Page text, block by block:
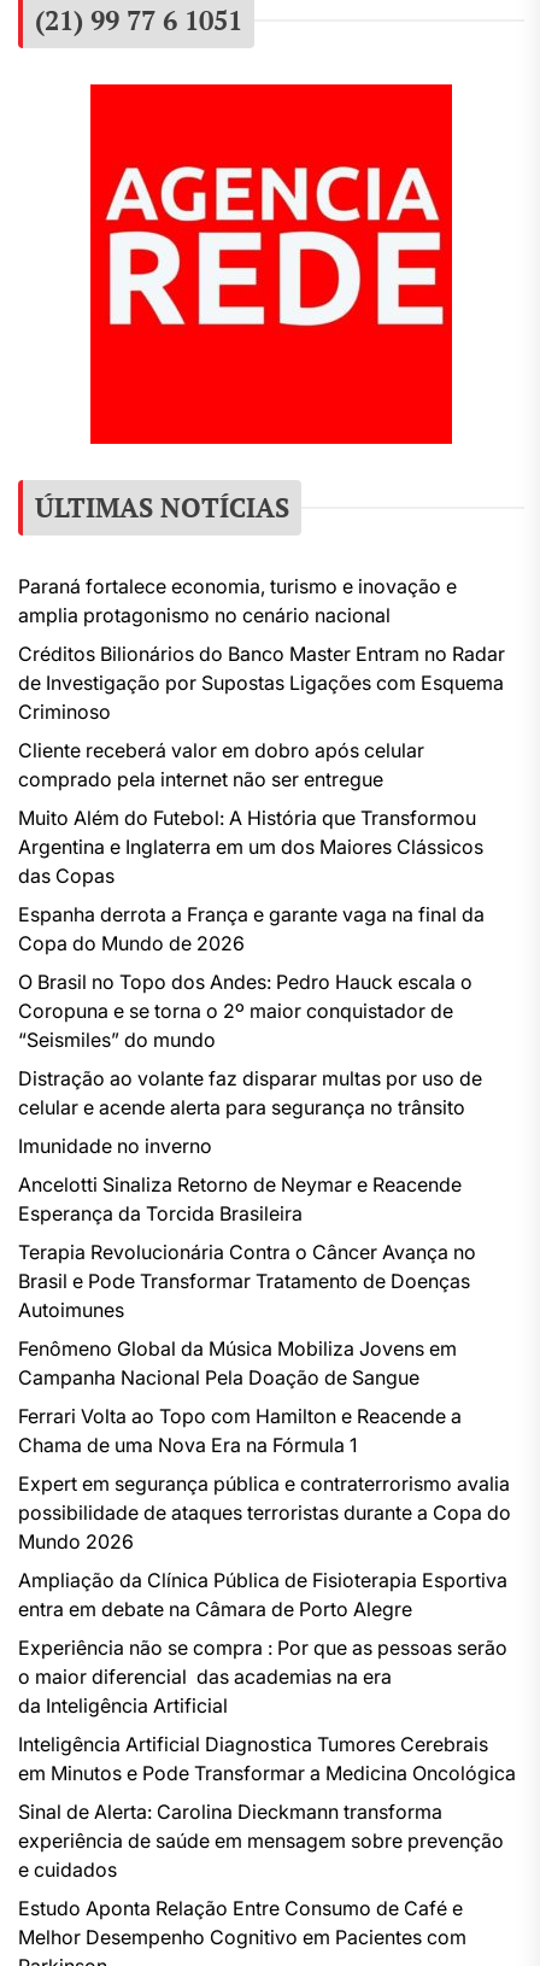
(21) 99 77 6 1051
ÚLTIMAS NOTÍCIAS
Paraná fortalece economia, turismo e inovação e
amplia protagonismo no cenário nacional
Créditos Bilionários do Banco Master Entram no Radar
de Investigação por Supostas Ligações com Esquema
Criminoso
Cliente receberá valor em dobro após celular
comprado pela internet não ser entregue
Muito Além do Futebol: A História que Transformou
Argentina e Inglaterra em um dos Maiores Clássicos
das Copas
Espanha derrota a França e garante vaga na final da
Copa do Mundo de 2026
O Brasil no Topo dos Andes: Pedro Hauck escala o
Coropuna e se torna o 2º maior conquistador de
“Seismiles” do mundo
Distração ao volante faz disparar multas por uso de
celular e acende alerta para segurança no trânsito
Imunidade no inverno
Ancelotti Sinaliza Retorno de Neymar e Reacende
Esperança da Torcida Brasileira
Terapia Revolucionária Contra o Câncer Avança no
Brasil e Pode Transformar Tratamento de Doenças
Autoimunes
Fenômeno Global da Música Mobiliza Jovens em
Campanha Nacional Pela Doação de Sangue
Ferrari Volta ao Topo com Hamilton e Reacende a
Chama de uma Nova Era na Fórmula 1
Expert em segurança pública e contraterrorismo avalia
possibilidade de ataques terroristas durante a Copa do
Mundo 2026
Ampliação da Clínica Pública de Fisioterapia Esportiva
entra em debate na Câmara de Porto Alegre
Experiência não se compra : Por que as pessoas serão
o maior diferencial das academias na era
da Inteligência Artificial
Inteligência Artificial Diagnostica Tumores Cerebrais
em Minutos e Pode Transformar a Medicina Oncológica
Sinal de Alerta: Carolina Dieckmann transforma
experiência de saúde em mensagem sobre prevenção
e cuidados
Estudo Aponta Relação Entre Consumo de Café e
Melhor Desempenho Cognitivo em Pacientes com